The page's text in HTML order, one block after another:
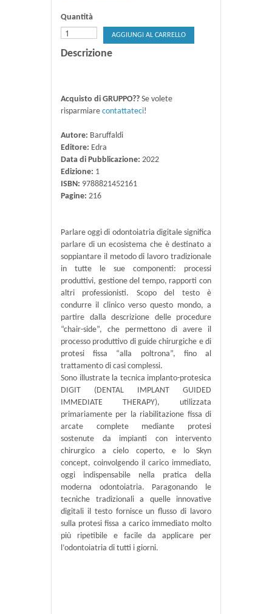
Quantità
AGGIUNGI AL CARRELLO
Descrizione
Acquisto di GRUPPO?? Se volete
risparmiare contattateci!
Autore: Baruffaldi
Editore: Edra
Data di Pubblicazione: 2022
Edizione: 1
ISBN: 9788821452161
Pagine: 216
Parlare oggi di odontoiatria digitale significa
parlare di un ecosistema che è destinato a
soppiantare il metodo di lavoro tradizionale
in tutte le sue componenti: processi
produttivi, gestione del tempo, rapporti con
altri professionisti. Scopo del testo è
condurre il clinico verso questo mondo, a
partire dalla descrizione delle procedure
“chair-side”, che permettono di avere il
processo produttivo di guide chirurgiche e di
protesi fissa “alla poltrona”, fino al
trattamento di casi complessi.
Sono illustrate la tecnica implanto-protesica
DIGIT (DENTAL IMPLANT GUIDED
IMMEDIATE THERAPY), utilizzata
primariamente per la riabilitazione fissa di
arcate complete mediante protesi
sostenute da impianti con intervento
chirurgico a cielo coperto, e lo Skyn
concept, coinvolgendo il carico immediato,
oggi indispensabile nella pratica della
moderna odontoiatria. Paragonando le
tecniche tradizionali a quelle innovative
digitali il testo fornisce un flusso di lavoro
sulla protesi fissa a carico immediato molto
più ripetibile e facile da applicare per
l’odontoiatria di tutti i giorni.